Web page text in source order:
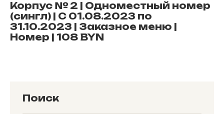
Корпус № 2 | Одноместный номер
(сингл) | С 01.08.2023 по
31.10.2023 | Заказное меню |
Номер | 108 BYN
Поиск